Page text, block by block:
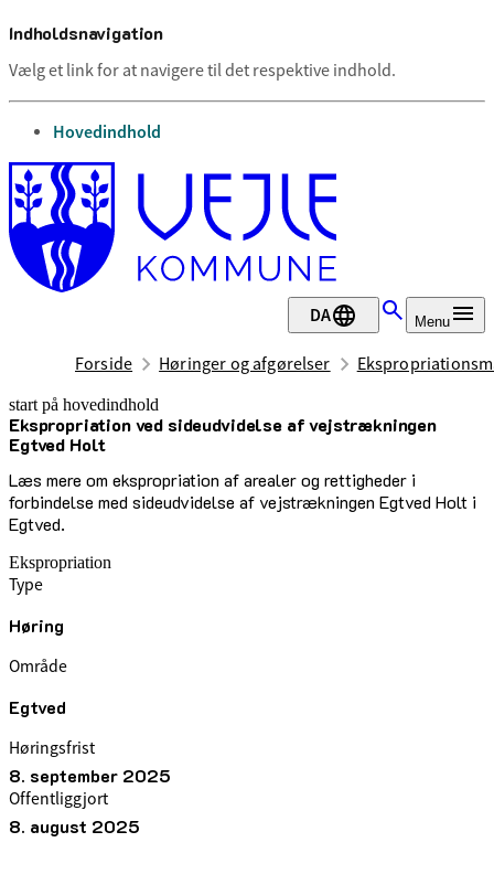
Indholdsnavigation
Vælg et link for at navigere til det respektive indhold.
gå til
Hovedindhold
DA Menu
Forside Høringer og afgørelser
start på hovedindhold
Ekspropriation ved sideudvidelse af vejstrækningen
Egtved Holt
Læs mere om ekspropriation af arealer og rettigheder i
forbindelse med sideudvidelse af vejstrækningen Egtved Holt i
Egtved.
senest opdateret 8. august 2025
Ekspropriation
Type
Høring
Område
Egtved
Høringsfrist
8. september 2025
Offentliggjort
8. august 2025